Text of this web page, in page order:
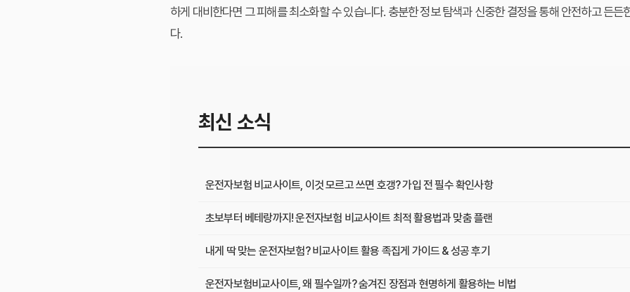
하게 대비한다면 그 피해를 최소화할 수 있습니다. 충분한 정보 탐색과 신중한 결정을 통해 안전하고 든든
다.
최신 소식
운전자보험 비교사이트, 이것 모르고 쓰면 호갱? 가입 전 필수 확인사항
초보부터 베테랑까지! 운전자보험 비교사이트 최적 활용법과 맞춤 플랜
내게 딱 맞는 운전자보험? 비교사이트 활용 족집게 가이드 & 성공 후기
운전자보험비교사이트, 왜 필수일까? 숨겨진 장점과 현명하게 활용하는 비법